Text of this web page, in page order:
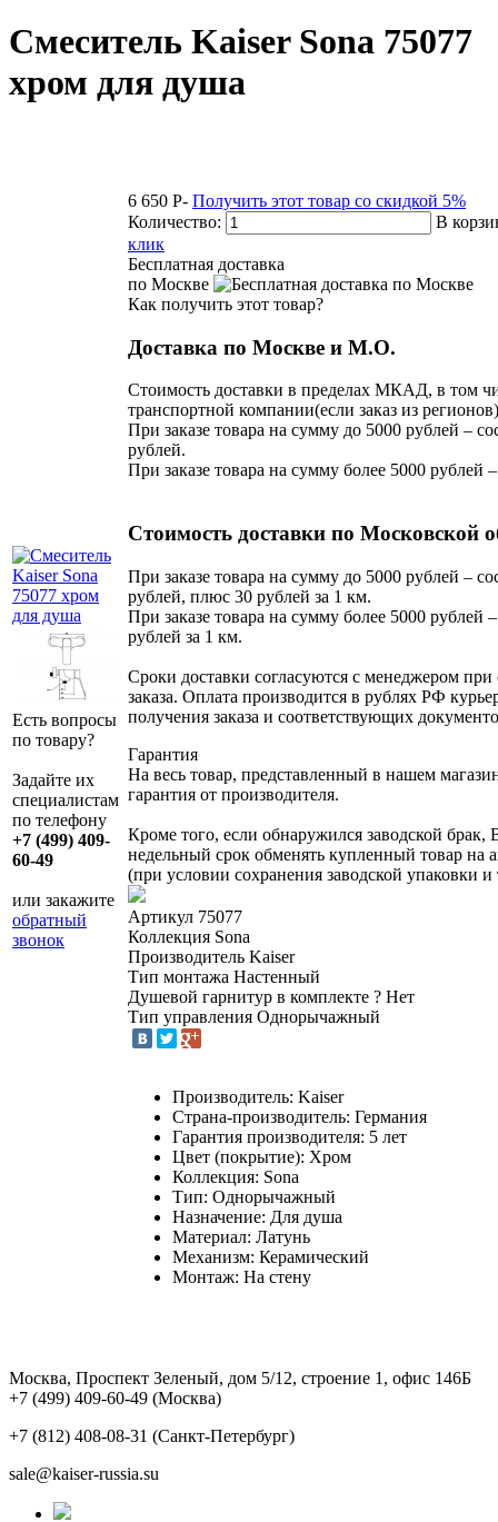
Смеситель Kaiser Sona 75077
хром для душа
Есть вопросы
по товару?
Задайте их
специалистам
по телефону
+7 (499) 409-
60-49
или закажите
обратный
звонок
6 650 P- Получить этот товар со скидкой 5%
Количество:
В
клик
Бесплатная доставка
по Москве
Как получить этот товар?
Доставка по Москве и М.О.
Стоимость доставки в пределах МКАД, в том
транспортной компании(если заказ из
При заказе товара на сумму до 5000 рублей –
рублей.
При заказе товара на сумму более 5000 рублей
Стоимость доставки по Московской
При заказе товара на сумму до 5000 рублей –
рублей, плюс 30 рублей за 1 км.
При заказе товара на сумму более 5000 рублей –
рублей за 1 км.
Сроки доставки согласуются с менеджером
заказа. Оплата производится в рублях РФ
получения заказа и соответствующих
Гарантия
На весь товар, представленный в нашем
гарантия от производителя.
Кроме того, если обнаружился заводской
недельный срок обменять купленный товар на
(при условии сохранения заводской упаковки и
Артикул 75077
Коллекция Sona
Производитель Kaiser
Тип монтажа Настенный
Душевой гарнитур в комплекте ? Нет
Тип управления Однорычажный
Производитель: Kaiser
Страна-производитель: Германия
Гарантия производителя: 5 лет
Цвет (покрытие): Хром
Коллекция: Sona
Тип: Однорычажный
Назначение: Для душа
Материал: Латунь
Механизм: Керамический
Монтаж: На стену
Москва, Проспект Зеленый, дом 5/12, строение 1, офис 146Б
+7 (499) 409-60-49 (Москва)
+7 (812) 408-08-31 (Санкт-Петербург)
sale@kaiser-russia.su